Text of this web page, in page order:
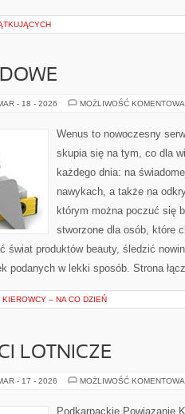
- 18 - 2026 MOŻLIWOŚĆ
Wenus to nowoczesny
skupia się na tym, co dla
każdego dnia: na
nawykach, a także na
którym można poczuć się
stworzone dla osób, które
świat produktów beauty, śledzić
podanych w lekki sposób. Strona
KIEROWCY – NA CO DZIEŃ
LOTNICZE
- 17 - 2026 MOŻLIWOŚĆ
Podkarpackie Powiązanie